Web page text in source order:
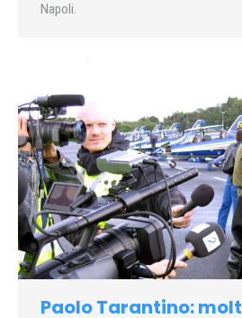
Napoli.
Paolo Tarantino: